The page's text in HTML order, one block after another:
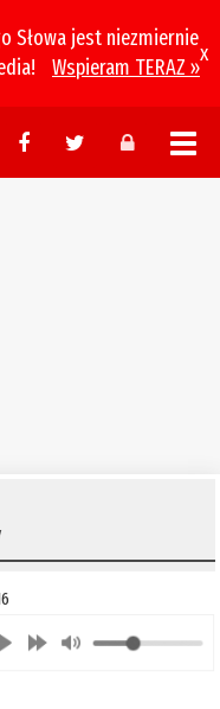
Słowa jest niezmiernie
Wspieram TERAZ »
x